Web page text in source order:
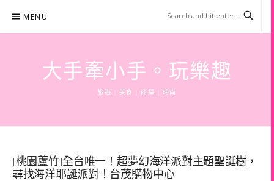
content
MENU
大手牽小手。玩樂趣
旅遊 | 美食 | 商攝 | 時尚
[桃園蘆竹]全台唯一！超夢幻海洋派對主題聖誕樹，
尋找海洋耶誕派對！台茂購物中心